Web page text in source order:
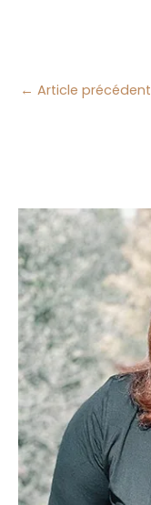
← Article précédent